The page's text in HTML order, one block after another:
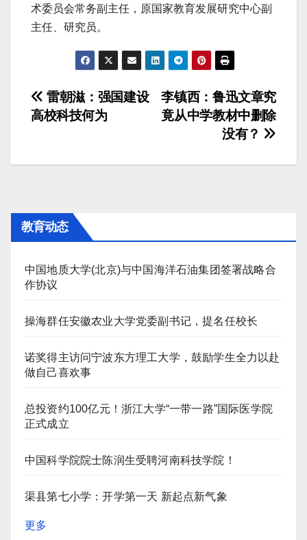
术委员会常务副主任，原国家教育发展研究中心副
主任、研究员。
文
章
导
李镇西：鲁迅文章究
竟从中学教材中删除
没有？
雷朝滋：强国建设
高校科技何为
教育动态
中国地质大学(北京)与中国海洋石油集团签署战略合
作协议
操海群任安徽农业大学党委副书记，提名任校长
诺奖得主访问宁波东方理工大学，鼓励学生全力以赴
做自己喜欢事
总投资约100亿元！浙江大学“一带一路”国际医学院
正式成立
中国科学院院士陈润生受聘河南科技学院！
渠县第七小学：开学第一天 新起点新气象
更多